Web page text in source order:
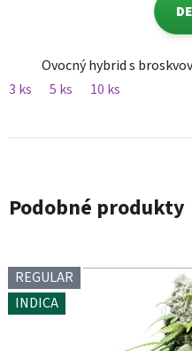
Ovocný hybrid s
3 ks
5 ks 10 ks
Podobné produkty
REGULAR
INDICA